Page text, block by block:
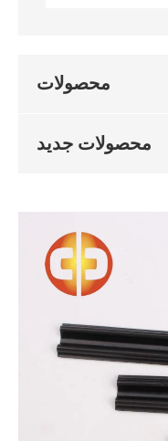
محصولات
محصولات جدید